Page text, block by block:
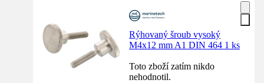
Rýhovaný šroub vysoký
M4x12 mm A1 DIN 464 1 ks
Toto zboží zatím nikdo
nehodnotil.